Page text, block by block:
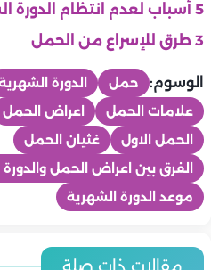
5 أسباب لعدم انتظام الدورة الشهرية
3 طرق للإسراع من الحمل
الوسوم: حمل الدورة
علامات الحمل
اعراض الحمل
الحمل الاول
غثيان الحمل
الفرق بين اعراض الحمل
موعد الدورة الشهرية
ماما